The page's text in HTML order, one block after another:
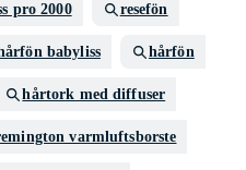
pro 2000 resefön
babyliss hårfön
hårtork med diffuser
varmluftsborste